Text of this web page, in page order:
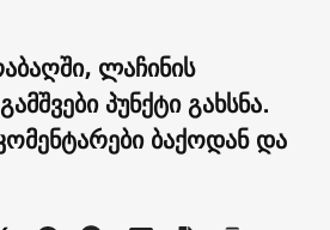
ლაჩინის
პუნქტი გახსნა.
ბაქოდან და